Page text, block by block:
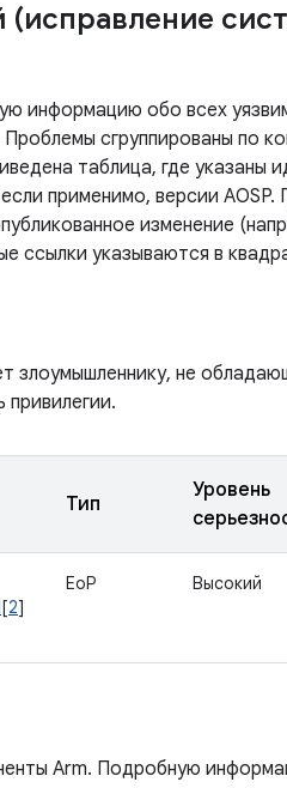
информацию обо всех
сгруппированы по
таблица, где указаны
применимо, версии
изменение
ссылки указываются в
злоумышленнику, не
Тип
Уровень
[2]
EoP Высокий
Arm. Подробную